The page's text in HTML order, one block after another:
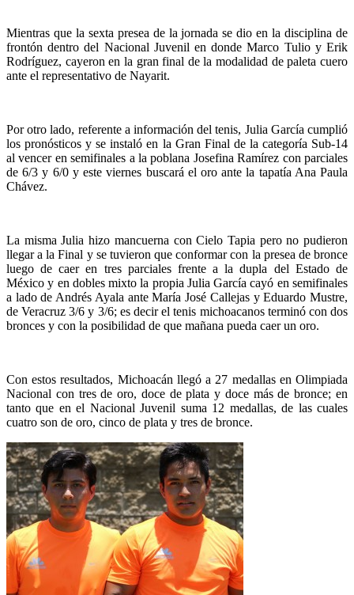
Mientras que la sexta presea de la jornada se dio en la disciplina de
frontón dentro del Nacional Juvenil en donde Marco Tulio y Erik
Rodríguez, cayeron en la gran final de la modalidad de paleta cuero
ante el representativo de Nayarit.
Por otro lado, referente a información del tenis, Julia García cumplió
los pronósticos y se instaló en la Gran Final de la categoría Sub-14
al vencer en semifinales a la poblana Josefina Ramírez con parciales
de 6/3 y 6/0 y este viernes buscará el oro ante la tapatía Ana Paula
Chávez.
La misma Julia hizo mancuerna con Cielo Tapia pero no pudieron
llegar a la Final y se tuvieron que conformar con la presea de bronce
luego de caer en tres parciales frente a la dupla del Estado de
México y en dobles mixto la propia Julia García cayó en semifinales
a lado de Andrés Ayala ante María José Callejas y Eduardo Mustre,
de Veracruz 3/6 y 3/6; es decir el tenis michoacanos terminó con dos
bronces y con la posibilidad de que mañana pueda caer un oro.
Con estos resultados, Michoacán llegó a 27 medallas en Olimpiada
Nacional con tres de oro, doce de plata y doce más de bronce; en
tanto que en el Nacional Juvenil suma 12 medallas, de las cuales
cuatro son de oro, cinco de plata y tres de bronce.